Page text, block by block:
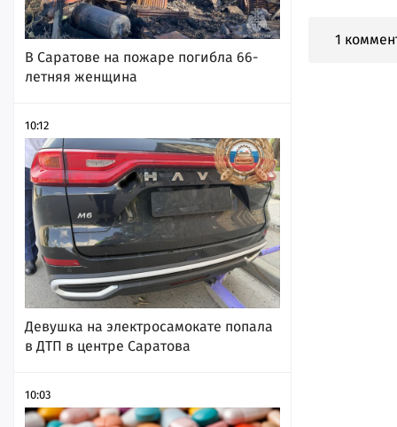
В Саратове на пожаре погибла 66-
летняя женщина
10:12
Девушка на электросамокате попала
в ДТП в центре Саратова
10:03
1